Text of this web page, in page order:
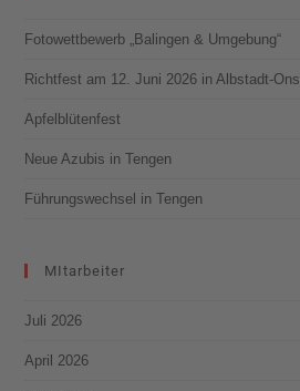
Fotowettbewerb „Balingen & Umgebung“
Richtfest am 12. Juni 2026 in Albstadt-
Apfelblütenfest
Neue Azubis in Tengen
Führungswechsel in Tengen
MItarbeiter
Juli 2026
April 2026